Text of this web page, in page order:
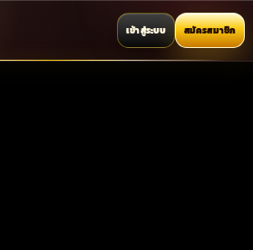
เข้าสู่ระบบ สมัครสมาชิก